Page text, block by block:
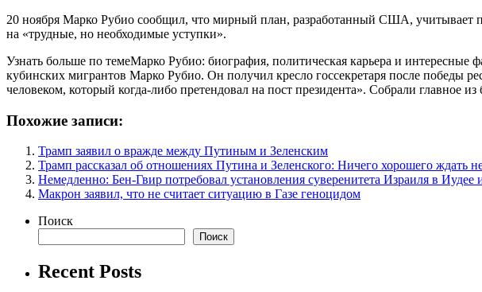
20 ноября Марко Рубио сообщил, что мирный план, разработанный США, учитывает
на «трудные, но необходимые уступки».
Узнать больше по темеМарко Рубио: биография, политическая карьера и
кубинских мигрантов Марко Рубио. Он получил кресло госсекретаря после победы
человеком, который когда-либо претендовал на пост президента». Собрали главное
Похожие записи:
Трамп заявил о вражде между Путиным и Зеленским
Трамп рассказал об отношениях Путина и Зеленского: Ничего хорошего ждать
Немедленно: Бен-Гвир потребовал установления суверенитета Израиля в Иудее
Макрон заявил, что не считает ситуацию в Газе геноцидом
Поиск
Поиск
Recent Posts